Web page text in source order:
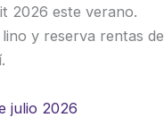
2026 este verano.
y reserva rentas de